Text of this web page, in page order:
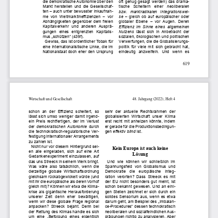
619
die demokratische Autonomie über den
Markt  herstellen  und  die  Gesellschaf-
ten – auch unter bewusster Inkaufnah-
me  von  Weltmarktineffizienzen  –  vor
Abhängigkeiten gegenüber dem freien
Kapitalverkehr  und  anderen  Ausprä-
gungen  eines  entgrenzten  Kapitalis-
mus „schützen“ (439f).
Gewiss, das ist ordentlicher Tobak für
eine internationalistische Linke, die im
Nationalstaat doch eher den Ursprung
oft  genug  gesagt  werden)  das  drama-
tische   Scheitern   einer neoliberalen
bzw.   marktradikalen
Integrationswei-
se
  –  gleich  ob  auf  europäischer  oder
globaler  Ebene  –  vor  Augen.  Deren
Effizienz im Sinne eines allgemeinen
Nutzens
  lässt  sich  in  Anbetracht  der
sozialen, ökologischen und politischen
Verwerfungen, die die Globalisierungs-
politik  für  viele  mit  sich  gebracht  hat,
eindeutig   anzweifeln.   Und   wenn   es
48. Jahrgang (2022), Heft 4
Wirtschaft und Gesellschaft
schon  an  der  Effizienz  scheitert,  so
lässt  sich  umso  weniger  damit  irgend-
ein  Preis  rechtfertigen,  der  im  Verlust
der demokratischen Autonomie
  durch
die  technokratisch-regulatorische  Ver-
festigung internationaler Arrangements
zu zahlen ist.
Nicht nur vor diesem Hintergrund sei-
en  alle  eingeladen,  sich  auf  eine  Art
Gedankenexperiment einzulassen, auf
das uns Streeck in seinem Werk bringt.
Was  wäre  also  tatsächlich,  wenn  die
derzeitige  globale  Wirtschaftsordnung
gleichsam rückabgewickelt würde (und
mit ihr die europäische als deren Vorhof
gleich mit)? Können wir etwa die Klima-
krise  als  gigantische  Herausforderung
unserer   Zeit   denn   eher   bewältigen,
wenn wir diese globale Frage regional
anpacken?  Streeck  bejaht.  Denn  bei
der Rettung des Klimas handle es sich
um  eine  „Befolgung  eines  eigentlich
sehr  der  aktuelle  Rechtsrahmen  der
globalisierten  Wirtschaft  unser  Klima
erst  recht  mit  anheizen  könnte,  indem
er gerade für die Produktionsbedingun-
gen effektiv blind ist.
Kein Europa ist auch keine
Lösung
Und  wie  können  wir  schließlich  im
Spannungsfeld  von  Globalismus  und
Demokratie   die   europäische   Integ-
ration  verorten?  Dass  Streeck  es  mit
der EU nicht besonders gut meint, ist
schon bekannt gewesen. Und an eini-
gen  Stellen  zeichnet  er  sich  durch  ein
solides  Sensorium  aus,  wenn  es  etwa
darum geht, am Beispiel des „Imbalan-
ce-Procedures“ dessen technokratisch
neoliberalen und sozialfeindlichen Aus-
prägungen richtig zu analysieren. Aber